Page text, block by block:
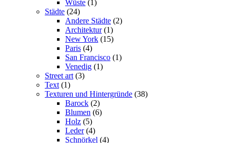
Wüste (1)
Städte (24)
Andere Städte (2)
Architektur (1)
New York (15)
Paris (4)
San Francisco (1)
Venedig (1)
Street art (3)
Text (1)
Texturen und Hintergründe (38)
Barock (2)
Blumen (6)
Holz (5)
Leder (4)
Schnörkel (4)